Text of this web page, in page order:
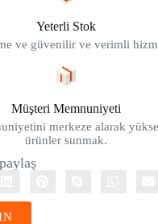
Yeterli Stok
ve güvenilir ve verimli
Müşteri Memnuniyeti
merkeze alarak
ürünler sunmak.